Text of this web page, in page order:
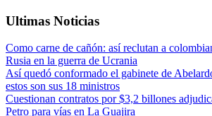
Ultimas Noticias
Como carne de cañón: así reclutan a
Rusia en la guerra de Ucrania
Así quedó conformado el gabinete de
estos son sus 18 ministros
Cuestionan contratos por $3,2 billones
Petro para vías en La Guajira